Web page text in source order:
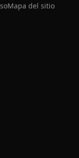
Mapa del sitio